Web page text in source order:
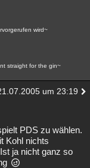
wird~
straight for the gin~
um 23:19
PDS zu wählen.
Kohl nichts
ja nicht ganz so